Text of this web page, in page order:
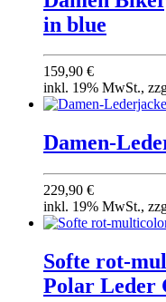
in blue
159,90 €
inkl. 19% MwSt.,
Damen-
229,90 €
inkl. 19% MwSt.,
Softe rot-
Polar Leder